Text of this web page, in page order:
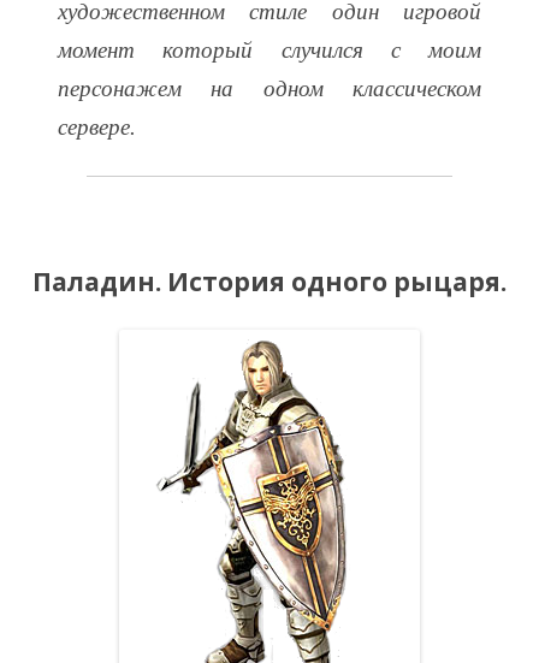
художественном стиле один игровой
момент который случился с моим
персонажем на одном классическом
сервере.
Паладин. История одного рыцаря.